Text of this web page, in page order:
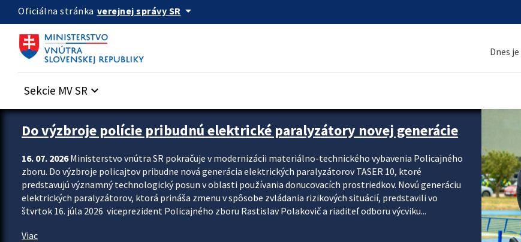
Preskocit na hlavný obsah
Oficiálna stránka verejnej správy SR arrow_drop_down
Dnes
Sekcie MV SR keyboard_arrow_down
Zastavit automatický posun upútavok
Do výzbroje polície pribudnú elektrické paralyzátory novej generácie
16. 07. 2026Ministerstvo vnútra SR pokračuje v modernizácii materiálno-technického vybavenia Policajného
zboru. Do výzbroje policajtov pribudne nová generácia elektrických paralyzátorov TASER 10, ktoré
predstavujú významný technologický posun v oblasti používania donucovacích prostriedkov. Novú generáciu
elektrických paralyzátorov, ktorá prináša zmenu v spôsobe zvládania rizikových situácií, predstavili vo
štvrtok 16. júla 2026 viceprezident Policajného zboru Rastislav Polakovič a riaditeľ odboru výcviku...
Viac